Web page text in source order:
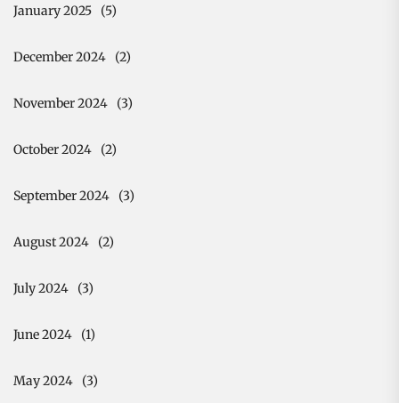
January 2025 (5)
December 2024 (2)
November 2024 (3)
October 2024 (2)
September 2024 (3)
August 2024 (2)
July 2024 (3)
June 2024 (1)
May 2024 (3)